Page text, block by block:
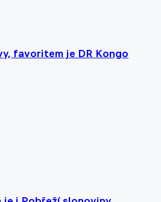
favoritem je DR Kongo